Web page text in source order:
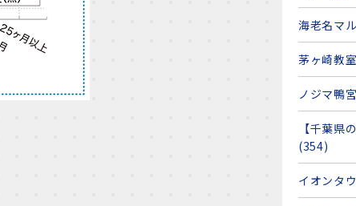
海老名マ
茅ヶ崎教
ノジマ鴨
【千葉県
(354)
イオンタ